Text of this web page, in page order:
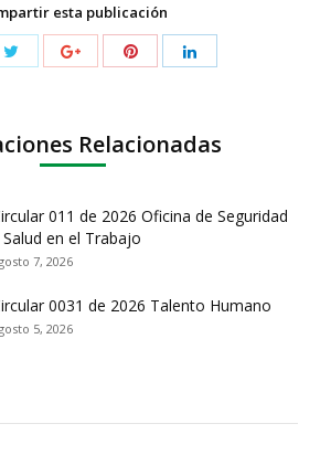
esta publicación
Relacionadas
011 de 2026 Oficina de Seguridad
Salud en el Trabajo
7, 2026
0031 de 2026 Talento Humano
5, 2026